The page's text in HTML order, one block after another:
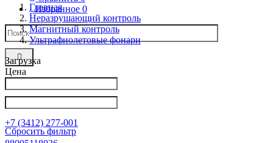
Избранное 0
Написать в Телеграм
+7 (3412) 277-001
Главная
Неразрушающий контроль
Магнитный контроль
Ультрафиолетовые фонари
Загрузка
Цена
Сбросить фильтр